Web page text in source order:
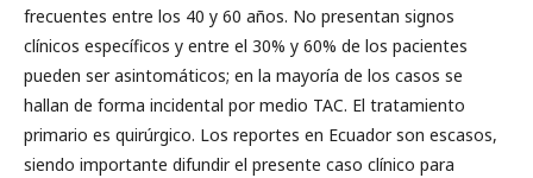
frecuentes entre los 40 y 60 años. No presentan signos
clínicos específicos y entre el 30% y 60% de los pacientes
pueden ser asintomáticos; en la mayoría de los casos se
hallan de forma incidental por medio TAC. El tratamiento
primario es quirúrgico. Los reportes en Ecuador son escasos,
siendo importante difundir el presente caso clínico para